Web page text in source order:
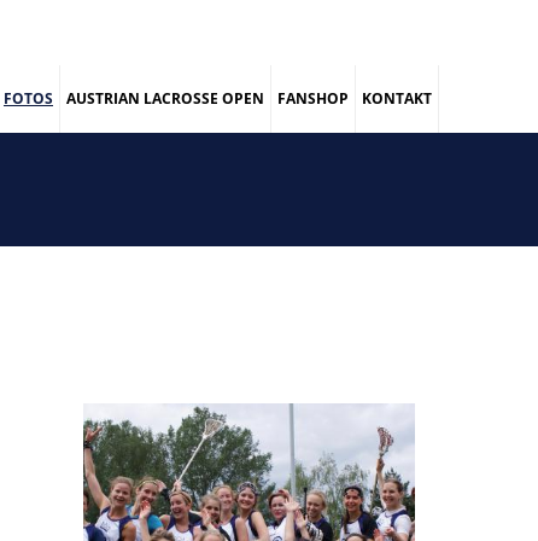
FOTOS AUSTRIAN LACROSSE OPEN FANSHOP KONTAKT